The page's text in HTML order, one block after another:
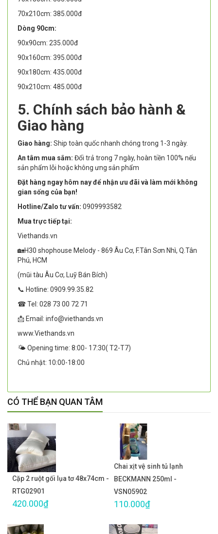
70x210cm: 385.000đ
Dòng 90cm:
90x90cm: 235.000đ
90x160cm: 395.000đ
90x180cm: 435.000đ
90x210cm: 485.000đ
5. Chính sách bảo hành &
Giao hàng
Giao hàng: Ship toàn quốc nhanh chóng trong 1-3 ngày.
An tâm mua sắm: Đổi trả trong 7 ngày, hoàn tiền 100% nếu
sản phẩm lỗi hoặc không ưng sản phẩm
Đặt hàng ngay hôm nay để nhận ưu đãi và làm mới không
gian sống của bạn!
Hotline/Zalo tư vấn: 0909993582
Mua trực tiếp tại:
Viethands.vn
🏡H30 shophouse Melody - 869 Âu Cơ, F.Tân Sơn Nhì, Q.Tân
Phú, HCM
(mũi tàu Âu Cơ, Luỹ Bán Bích)
📞 Hotline: 0909.99.35.82
☎ Tel: 028 73 00 72 71
📩 Email: info@viethands.vn
www.Viethands.vn
🌤️ Opening time: 8:00- 17:30( T2-T7)
Chủ nhật: 10:00-18:00
CÓ THỂ BẠN QUAN TÂM
Cặp 2 ruột gối lụa tơ 48x74cm -
RTG02901
420.000₫
Chai xịt vệ sinh tủ lạnh
BECKMANN 250ml -
VSN05902
110.000₫